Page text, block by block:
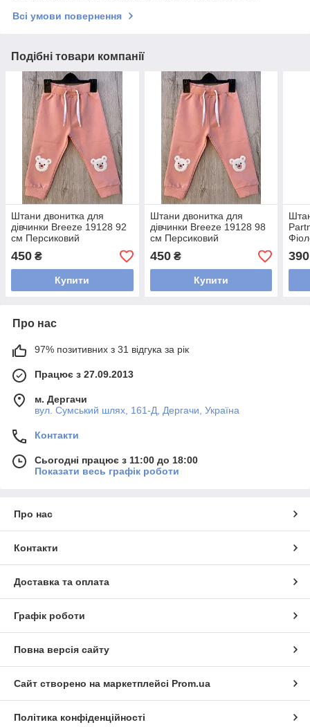
Всі умови повернення
Подібні товари компанії
Штани двонитка для
дівчинки Breeze 19128 92
см Персиковий
450 ₴
Купити
Штани двонитка для
дівчинки Breeze 19128 98
см Персиковий
450₴
Купити
390
Про нас
97% позитивних з 31 відгука за рік
Працює з 27.09.2013
м. Дергачи
вул. Сумський шлях, 161-Д, Дергачи, Україна
Контакти
Сьогодні працює з 11:00 до 18:00
Показати весь графік роботи
Про нас
Контакти
Доставка та оплата
Графік роботи
Повна версія сайту
Сайт створено на маркетплейсі Prom.ua
Політика конфіденційності